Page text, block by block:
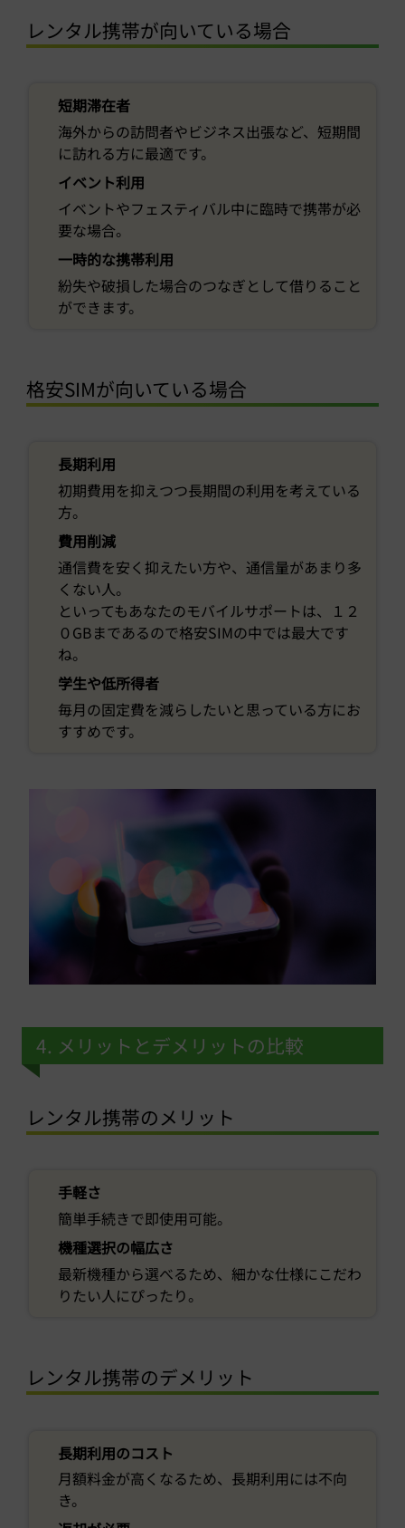
レンタル携帯が向いている場合
短期滞在者
海外からの訪問者やビジネス出張など、短期間
に訪れる方に最適です。
イベント利用
イベントやフェスティバル中に臨時で携帯が必
要な場合。
一時的な携帯利用
紛失や破損した場合のつなぎとして借りること
ができます。
格安SIMが向いている場合
長期利用
初期費用を抑えつつ長期間の利用を考えている
方。
費用削減
通信費を安く抑えたい方や、通信量があまり多
くない人。
といってもあなたのモバイルサポートは、１２
０GBまであるので格安SIMの中では最大です
ね。
学生や低所得者
毎月の固定費を減らしたいと思っている方にお
すすめです。
4. メリットとデメリットの比較
レンタル携帯のメリット
手軽さ
簡単手続きで即使用可能。
機種選択の幅広さ
最新機種から選べるため、細かな仕様にこだわ
りたい人にぴったり。
レンタル携帯のデメリット
長期利用のコスト
月額料金が高くなるため、長期利用には不向
き。